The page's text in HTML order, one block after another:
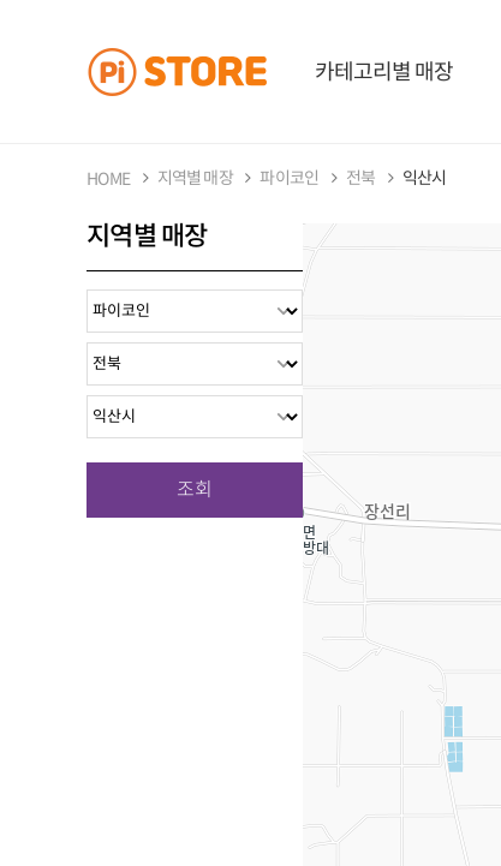
카테고리별 매장
HOME 지역별 매장 파이코인 전북 익산시
지역별 매장
조회